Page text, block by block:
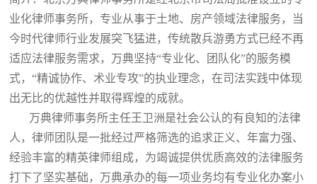
业化律师事务所，专业从事于土地、房产领域法律服务，当
今时代律师行业发展突飞猛进，传统散兵游勇方式已经不再
适应法律服务需求，万典坚持“专业化、团队化”的服务模
式，“精诚协作、术业专攻”的执业理念，在司法实践中体现
出无比的优越性并取得辉煌的成就。
万典律师事务所主任王卫洲是社会公认的有良知的法律
人，律师团队是一批经过严格筛选的追求正义、年富力强、
经验丰富的精英律师组成，为竭诚提供优质高效的法律服务
打下了坚实基础，万典承办的每一项业务均有专业化办案小